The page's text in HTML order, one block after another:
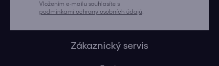
Vložením e-mailu souhlasíte s
podmínkami ochrany osobních údajů
Zákaznický servis